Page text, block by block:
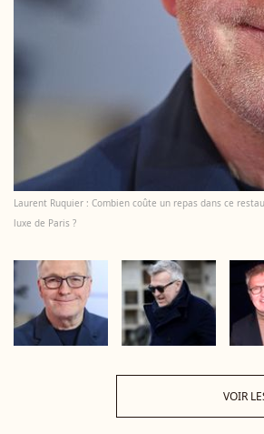
Laurent Ruquier : Combien coûte un repas dans ce
luxe de Paris ?
VOIR